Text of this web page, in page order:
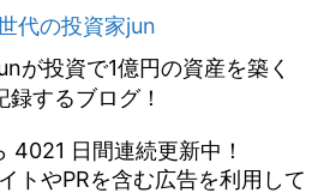
代の投資家jun
が投資で1億円の資産を築く
録するブログ！
日間連続更新中！
トやPRを含む広告を利用して